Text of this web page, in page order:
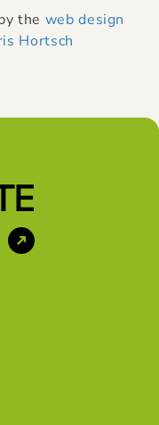
the web design
Hortsch